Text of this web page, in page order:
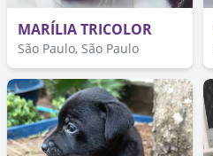
MARÍLIA TRICOLOR
São Paulo, São Paulo